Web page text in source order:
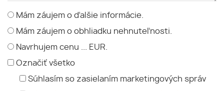
Mám záujem o ďalšie informácie.
Mám záujem o obhliadku nehnuteľnosti.
Navrhujem cenu ... EUR.
Označiť všetko
Súhlasím so zasielaním marketingových správ